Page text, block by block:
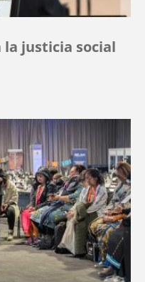
la justicia social